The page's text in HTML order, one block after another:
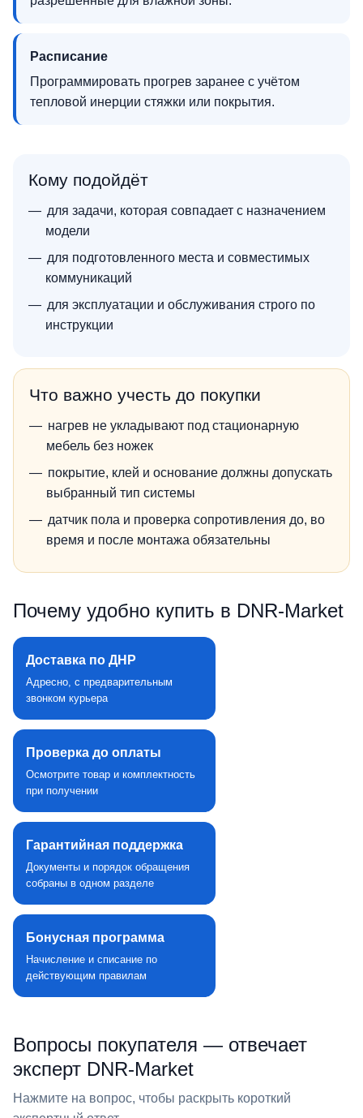
Расписание
Программировать прогрев заранее с учётом
тепловой инерции стяжки или покрытия.
Кому подойдёт
для задачи, которая совпадает с назначением
модели
для подготовленного места и совместимых
коммуникаций
для эксплуатации и обслуживания строго по
инструкции
Что важно учесть до покупки
нагрев не укладывают под стационарную
мебель без ножек
покрытие, клей и основание должны допускать
выбранный тип системы
датчик пола и проверка сопротивления до, во
время и после монтажа обязательны
Почему удобно купить в DNR‑Market
Доставка по ДНР
Адресно, с предварительным
звонком курьера
Проверка до оплаты
Осмотрите товар и комплектность
при получении
Гарантийная поддержка
Документы и порядок обращения
собраны в одном разделе
Бонусная программа
Начисление и списание по
действующим правилам
Вопросы покупателя — отвечает
эксперт DNR‑Market
Нажмите на вопрос, чтобы раскрыть короткий